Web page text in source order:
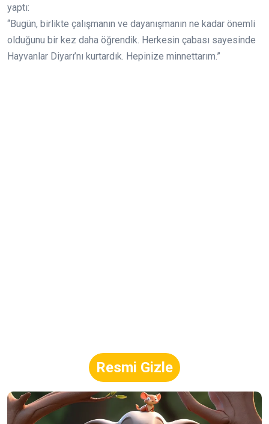
yaptı:
“Bugün, birlikte çalışmanın ve dayanışmanın ne kadar önemli
olduğunu bir kez daha öğrendik. Herkesin çabası sayesinde
Hayvanlar Diyarı’nı kurtardık. Hepinize minnettarım.”
Resmi Gizle